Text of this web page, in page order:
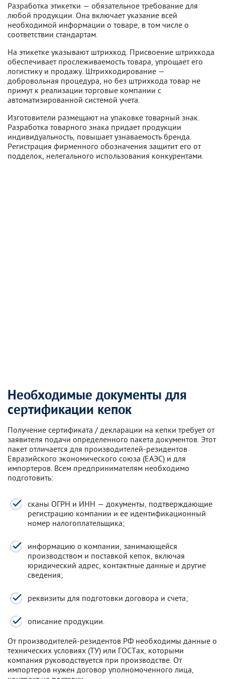
Разработка этикетки — обязательное требование для
любой продукции. Она включает указание всей
необходимой информации о товаре, в том числе о
соответствии стандартам.
На этикетке указывают штрихкод. Присвоение штрихкода
обеспечивает прослеживаемость товара, упрощает его
логистику и продажу. Штрихкодирование —
добровольная процедура, но без штрихкода товар не
примут к реализации торговые компании с
автоматизированной системой учета.
Изготовители размещают на упаковке товарный знак.
Разработка товарного знака придает продукции
индивидуальность, повышает узнаваемость бренда.
Регистрация фирменного обозначения защитит его от
подделок, нелегального использования конкурентами.
Необходимые документы для
сертификации кепок
Получение сертификата / декларации на кепки требует от
заявителя подачи определенного пакета документов. Этот
пакет отличается для производителей-резидентов
Евразийского экономического союза (ЕАЭС) и для
импортеров. Всем предпринимателям необходимо
подготовить:
сканы ОГРН и ИНН — документы, подтверждающие
регистрацию компании и ее идентификационный
номер налогоплательщика;
информацию о компании, занимающейся
производством и поставкой кепок, включая
юридический адрес, контактные данные и другие
сведения;
реквизиты для подготовки договора и счета;
описание продукции.
От производителей-резидентов РФ необходимы данные о
технических условиях (ТУ) или ГОСТах, которыми
компания руководствуется при производстве. От
импортеров нужен договор уполномоченного лица,